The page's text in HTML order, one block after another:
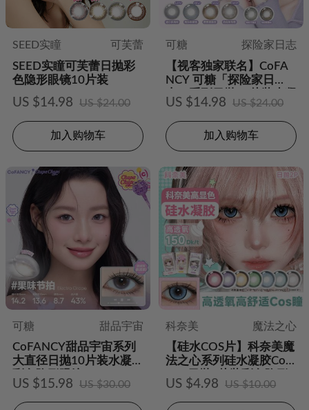
SEED实瞳
可芙蕾
SEED实瞳可芙蕾日抛彩
色隐形眼镜10片装
US $14.98 US $24.00
加入购物车
可糖
探险家日志
【视客独家联名】CoFA
NCY 可糖「探险家日
志」系列日抛10片装水凝
胶彩色隐形眼镜
US $14.98 US $24.00
加入购物车
可糖
甜品宇宙
CoFANCY甜品宇宙系列
大直径日抛10片装水凝胶
彩色隐形眼镜
US $15.98 US $30.00
科奈美
魔法之心
【硅水COS片】科奈美魔
法之心系列硅水凝胶Cos
play日抛2片装彩色隐形
眼镜
US $4.98 US $10.00